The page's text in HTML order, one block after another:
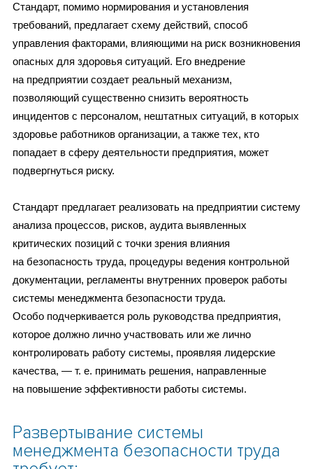
Стандарт, помимо нормирования и установления
требований, предлагает схему действий, способ
управления факторами, влияющими на риск возникновения
опасных для здоровья ситуаций. Его внедрение
на предприятии создает реальный механизм,
позволяющий существенно снизить вероятность
инцидентов с персоналом, нештатных ситуаций, в которых
здоровье работников организации, а также тех, кто
попадает в сферу деятельности предприятия, может
подвергнуться риску.
Стандарт предлагает реализовать на предприятии систему
анализа процессов, рисков, аудита выявленных
критических позиций с точки зрения влияния
на безопасность труда, процедуры ведения контрольной
документации, регламенты внутренних проверок работы
системы менеджмента безопасности труда.
Особо подчеркивается роль руководства предприятия,
которое должно лично участвовать или же лично
контролировать работу системы, проявляя лидерские
качества, — т. е. принимать решения, направленные
на повышение эффективности работы системы.
Развертывание системы
менеджмента безопасности труда